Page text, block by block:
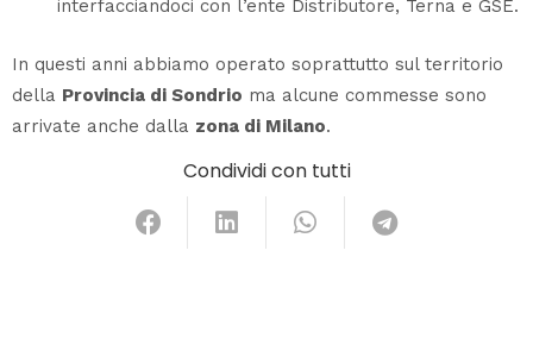
interfacciandoci con l’ente Distributore, Terna e GSE.
In questi anni abbiamo operato soprattutto sul territorio
della Provincia di Sondrio ma alcune commesse sono
arrivate anche dalla zona di Milano.
Condividi con tutti